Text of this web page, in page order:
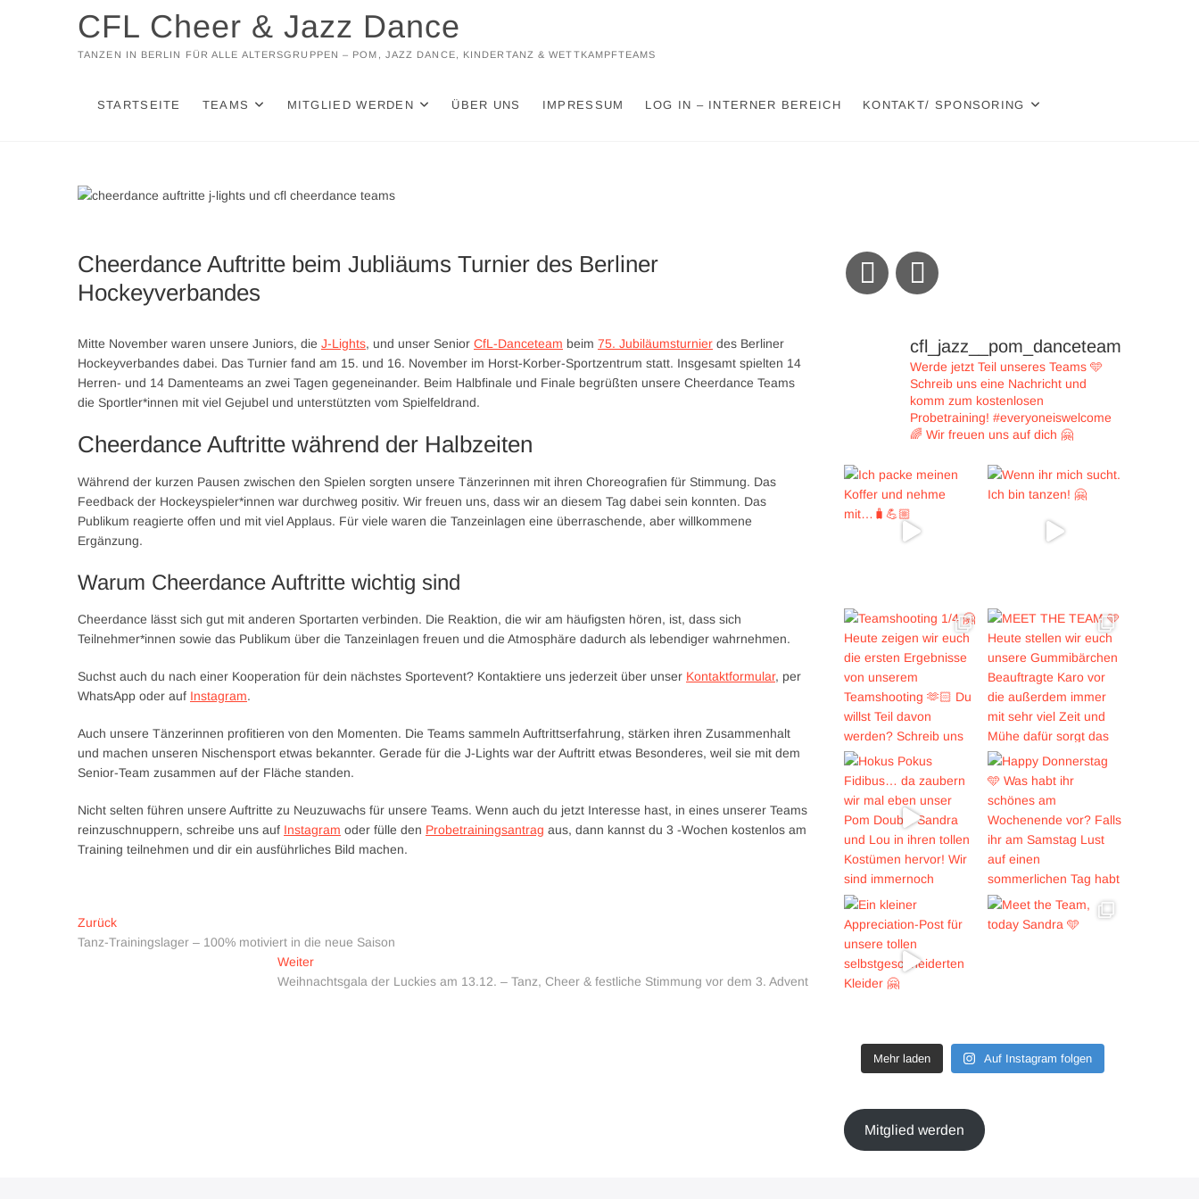
CFL Cheer & Jazz Dance
TANZEN IN BERLIN FÜR ALLE ALTERSGRUPPEN – POM, JAZZ DANCE, KINDERTANZ & WETTKAMPFTEAMS
STARTSEITE TEAMS MITGLIED WERDEN ÜBER UNS IMPRESSUM LOG IN – INTERNER BEREICH KONTAKT/ SPONSORING
Cheerdance Auftritte beim Jubliäums Turnier des Berliner
Hockeyverbandes
Mitte November waren unsere Juniors, die J-Lights, und unser Senior CfL-Danceteam beim 75. Jubiläumsturnier des Berliner
Hockeyverbandes dabei. Das Turnier fand am 15. und 16. November im Horst-Korber-Sportzentrum statt. Insgesamt spielten 14
Herren- und 14 Damenteams an zwei Tagen gegeneinander. Beim Halbfinale und Finale begrüßten unsere Cheerdance Teams
die Sportler*innen mit viel Gejubel und unterstützten vom Spielfeldrand.
Cheerdance Auftritte während der Halbzeiten
Während der kurzen Pausen zwischen den Spielen sorgten unsere Tänzerinnen mit ihren Choreografien für Stimmung. Das
Feedback der Hockeyspieler*innen war durchweg positiv. Wir freuen uns, dass wir an diesem Tag dabei sein konnten. Das
Publikum reagierte offen und mit viel Applaus. Für viele waren die Tanzeinlagen eine überraschende, aber willkommene
Ergänzung.
Warum Cheerdance Auftritte wichtig sind
Cheerdance lässt sich gut mit anderen Sportarten verbinden. Die Reaktion, die wir am häufigsten hören, ist, dass sich
Teilnehmer*innen sowie das Publikum über die Tanzeinlagen freuen und die Atmosphäre dadurch als lebendiger wahrnehmen.
Suchst auch du nach einer Kooperation für dein nächstes Sportevent? Kontaktiere uns jederzeit über unser Kontaktformular, per
WhatsApp oder auf Instagram.
Auch unsere Tänzerinnen profitieren von den Momenten. Die Teams sammeln Auftrittserfahrung, stärken ihren Zusammenhalt
und machen unseren Nischensport etwas bekannter. Gerade für die J-Lights war der Auftritt etwas Besonderes, weil sie mit dem
Senior-Team zusammen auf der Fläche standen.
Nicht selten führen unsere Auftritte zu Neuzuwachs für unsere Teams. Wenn auch du jetzt Interesse hast, in eines unserer Teams
reinzuschnuppern, schreibe uns auf Instagram oder fülle den Probetrainingsantrag aus, dann kannst du 3 -Wochen kostenlos am
Training teilnehmen und dir ein ausführliches Bild machen.
Beitragsnavigation
ZurückVorheriger
Beitrag:
Tanz-Trainingslager – 100% motiviert in die neue Saison
WeiterNächster
Beitrag:
Weihnachtsgala der Luckies am 13.12. – Tanz, Cheer & festliche Stimmung vor dem 3. Advent
cfl_jazz__pom_danceteam
Werde jetzt Teil unseres Teams 🩵
Schreib uns eine Nachricht und
komm zum kostenlosen
Probetraining! #everyoneiswelcome
🌈 Wir freuen uns auf dich 🤗
Mehr laden Auf Instagram folgen
Mitglied werden